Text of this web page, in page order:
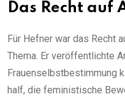
Das Recht auf
Für Hefner war das Recht
Thema. Er veröffentlichte
Frauenselbstbestimmung
half, die feministische